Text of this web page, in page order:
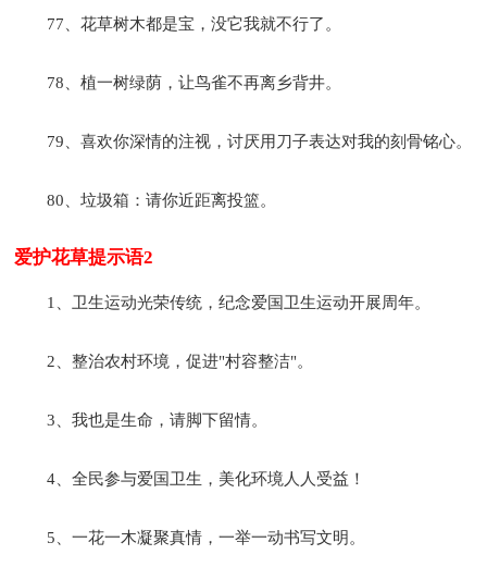
77、花草树木都是宝，没它我就不行了。
78、植一树绿荫，让鸟雀不再离乡背井。
79、喜欢你深情的注视，讨厌用刀子表达对我的刻骨铭心。
80、垃圾箱：请你近距离投篮。
爱护花草提示语2
1、卫生运动光荣传统，纪念爱国卫生运动开展周年。
2、整治农村环境，促进"村容整洁"。
3、我也是生命，请脚下留情。
4、全民参与爱国卫生，美化环境人人受益！
5、一花一木凝聚真情，一举一动书写文明。